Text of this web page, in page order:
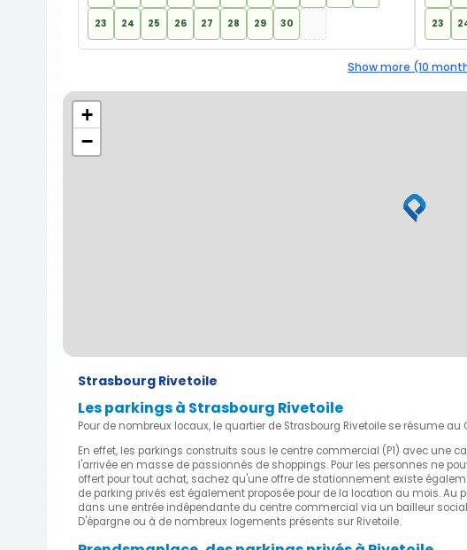
23 24 25 26 27 28 29 30 23
Show more (10
+
−
Strasbourg Rivetoile
Les parkings à Strasbourg Rivetoile
Pour de nombreux locaux, le quartier de Strasbourg Rivetoile se résume
En effet, les parkings construits sous le centre commercial (P1) avec une
l'arrivée en masse de passionnés de shoppings. Pour les personnes ne
offert pour tout achat, sachez qu'une offre de stationnement existe
de parking privés est également proposée pour de la location au mois.
dans une entrée indépendante du centre commercial via un bailleur
D'épargne ou à de nombreux logements présents sur Rivetoile.